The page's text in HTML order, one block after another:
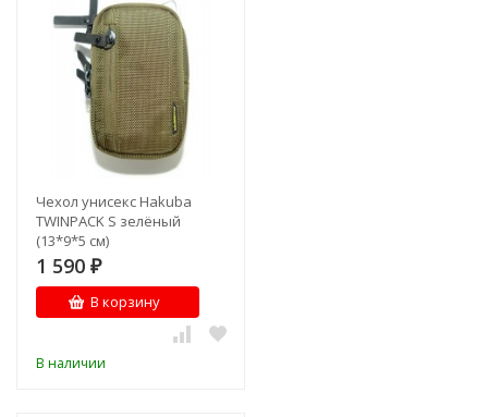
Чехол унисекс Hakuba
TWINPACK S зелёный
(13*9*5 см)
1 590 ₽
В корзину
В наличии